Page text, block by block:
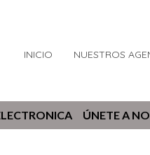
INICIO NUESTROS
ÚNETE A